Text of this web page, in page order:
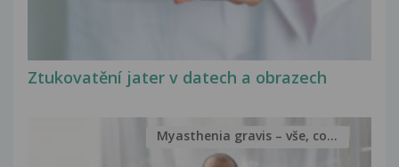
Ztukovatění jater v datech a obrazech
Myasthenia gravis – vše, co...